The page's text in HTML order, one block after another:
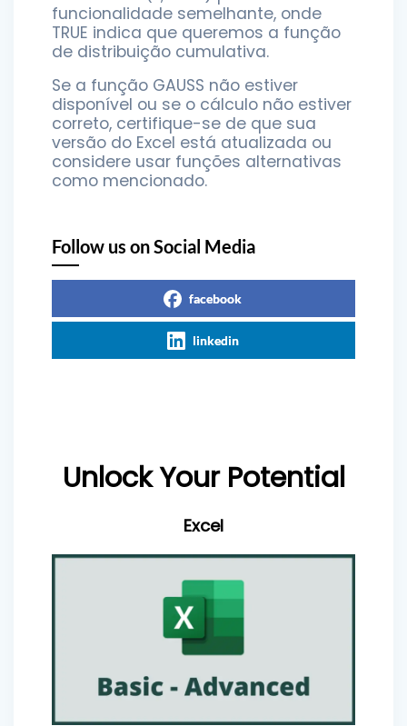
funcionalidade semelhante, onde
TRUE indica que queremos a função
de distribuição cumulativa.
Se a função GAUSS não estiver
disponível ou se o cálculo não estiver
correto, certifique-se de que sua
versão do Excel está atualizada ou
considere usar funções alternativas
como mencionado.
Follow us on Social Media
facebook
linkedin
Unlock Your Potential
Excel